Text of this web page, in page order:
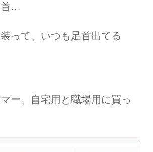
首…
って、いつも足首出てる
ー、自宅用と職場用に買っ